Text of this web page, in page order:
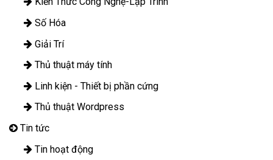
Số Hóa
Giải Trí
Thủ thuật máy tính
Linh kiện - Thiết bị phần cứng
Thủ thuật Wordpress
Tin tức
Tin hoạt động